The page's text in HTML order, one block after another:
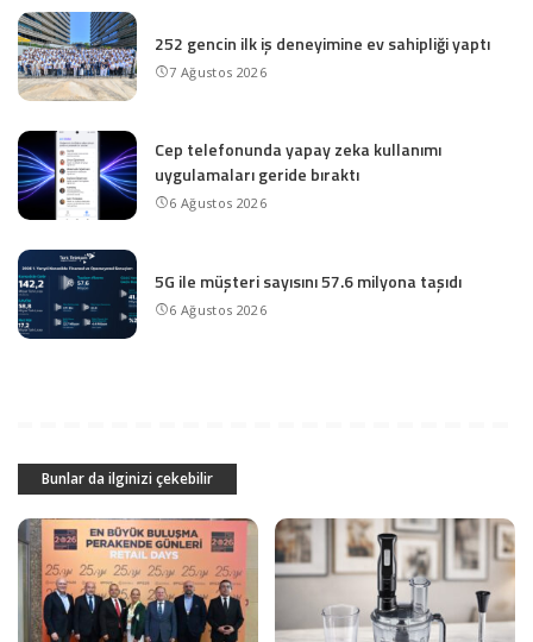
252 gencin ilk iş deneyimine ev sahipliği yaptı
7 Ağustos 2026
Cep telefonunda yapay zeka kullanımı
uygulamaları geride bıraktı
6 Ağustos 2026
5G ile müşteri sayısını 57.6 milyona taşıdı
6 Ağustos 2026
Bunlar da ilginizi çekebilir